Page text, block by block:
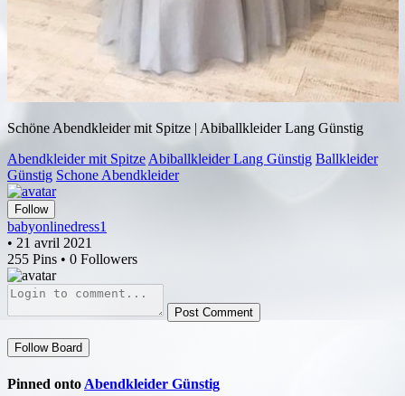
Schöne Abendkleider mit Spitze | Abiballkleider Lang Günstig
Abendkleider mit Spitze Abiballkleider Lang Günstig Ballkleider
Günstig Schone Abendkleider
Follow
babyonlinedress1
• 21 avril 2021
255 Pins • 0 Followers
Post Comment
Follow Board
Pinned onto Abendkleider Günstig